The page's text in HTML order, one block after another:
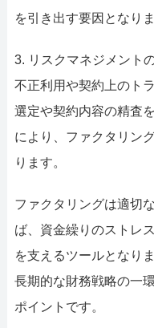
を引き出す要因となりま
3. リスクマネジメント
不正利用や契約上のト
選定や契約内容の精査
により、ファクタリン
ります。
ファクタリングは適切
ば、資金繰りのストレ
を支えるツールとなり
長期的な財務戦略の一
ポイントです。